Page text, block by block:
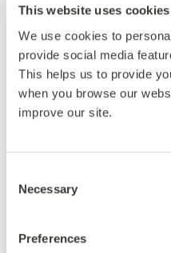
This website uses cookies
We use cookies to
provide social media
This helps us to provide
when you browse our
improve our site.
Selection
Necessary
Preferences